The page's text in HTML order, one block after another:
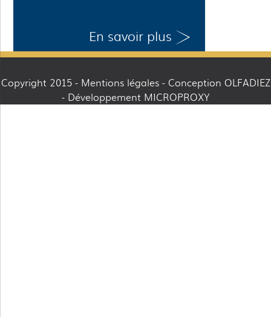
En savoir plus
Copyright 2015 - Mentions légales- Conception OLFADIEZ
- Développement MICROPROXY